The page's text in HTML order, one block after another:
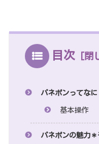
目次
パネポンってなに
基本操作
パネポンの魅力